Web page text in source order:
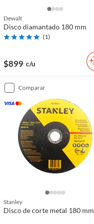
Dewalt
Disco diamantado 180 mm
(1)
$899 c/u
comparar
Stanley
Disco de corte metal 180 mm